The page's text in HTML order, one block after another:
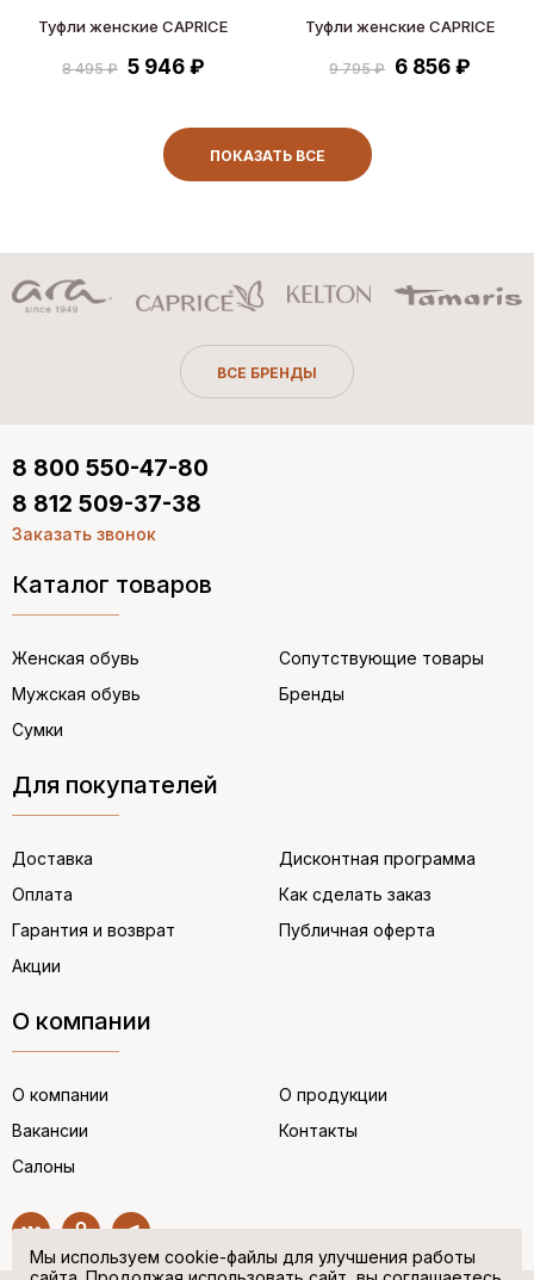
Туфли женские CAPRICE
8 495 ₽ 5 946 ₽
Туфли женские CAPRICE
9 795 ₽ 6 856 ₽
ПОКАЗАТЬ ВСЕ
ВСЕ БРЕНДЫ
Каталог товаров
Женская обувь
Мужская обувь
Сумки
Сопутствующие товары
Бренды
Для покупателей
Доставка
Оплата
Гарантия и возврат
Акции
Дисконтная программа
Как сделать заказ
Публичная оферта
О компании
О компании
Вакансии
Салоны
О продукции
Контакты
8 800 550-47-80
8 812 509-37-38
Заказать звонок
Мы используем cookie-файлы для улучшения работы